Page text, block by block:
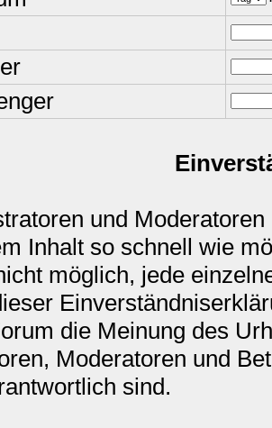
und
Inhalt so schnell wie
möglich, jede
die Meinung des
Moderatoren und
sind.